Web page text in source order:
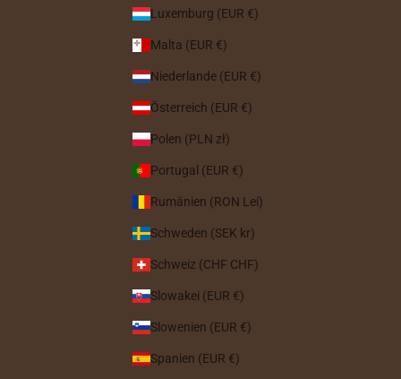
Luxemburg (EUR €)
Malta (EUR €)
Niederlande (EUR €)
Österreich (EUR €)
Polen (PLN zł)
Portugal (EUR €)
Rumänien (RON Lei)
Schweden (SEK kr)
Schweiz (CHF CHF)
Slowakei (EUR €)
Slowenien (EUR €)
Spanien (EUR €)